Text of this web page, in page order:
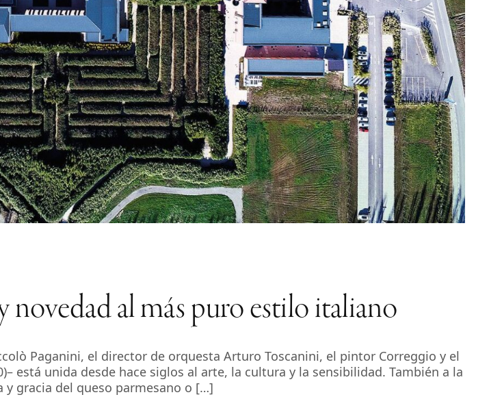
novedad al más puro estilo italiano
Paganini, el director de orquesta Arturo Toscanini, el pintor Correggio y el
está unida desde hace siglos al arte, la cultura y la sensibilidad. También a la
y gracia del queso parmesano o […]